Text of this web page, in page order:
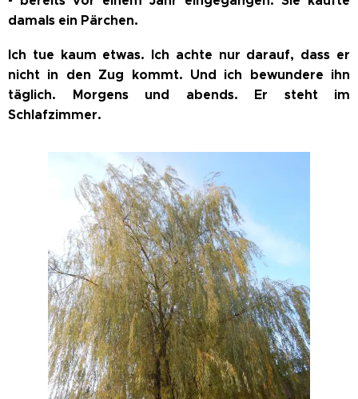
damals ein Pärchen.
Ich tue kaum etwas. Ich achte nur darauf, dass er
nicht in den Zug kommt. Und ich bewundere ihn
täglich. Morgens und abends. Er steht im
Schlafzimmer.